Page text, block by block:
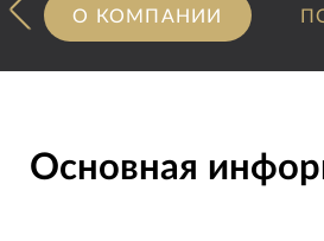
О КОМПАНИИ
Основная